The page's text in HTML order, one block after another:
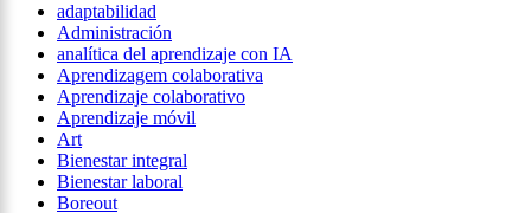
adaptabilidad
Administración
analítica del aprendizaje con IA
Aprendizagem colaborativa
Aprendizaje colaborativo
Aprendizaje móvil
Art
Bienestar integral
Bienestar laboral
Boreout